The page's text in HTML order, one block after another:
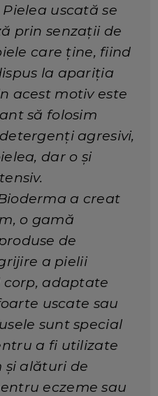
uscată se
prin senzații de
care ține, fiind
la apariția
acest motiv este
să folosim
agresivi,
dar o și
a creat
o gamă
de
a pielii
adaptate
uscate sau
sunt special
a fi utilizate
și alături de
eczeme sau